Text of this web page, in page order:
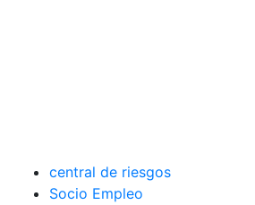
central de riesgos
Socio Empleo